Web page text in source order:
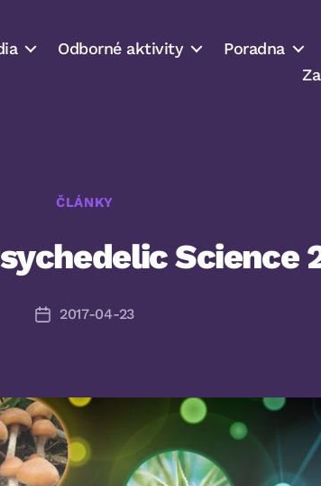
Odborné aktivity Poradna
Rubriky
ČLÁNKY
Science
Datum
2017-04-23